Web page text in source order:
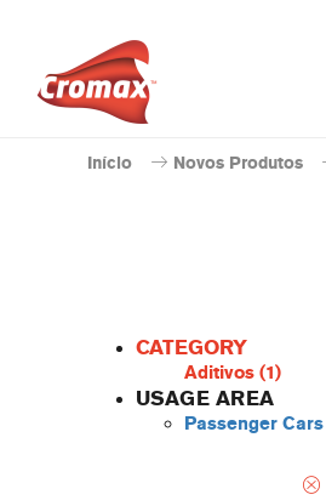
Início Novos Produtos
CATEGORY
Aditivos (1)
USAGE AREA
Passenger Cars